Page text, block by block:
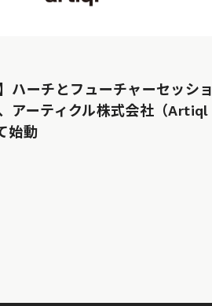
ハーチとフューチャーセッショ
アーティクル株式会社（Artiql
始動